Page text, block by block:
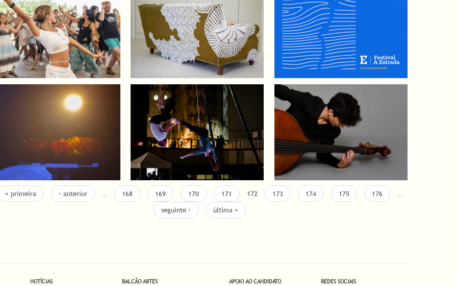
« primeira ‹ anterior … 168 169 170 171 172 173 174 175 176
…
seguinte ›
última »
NOTÍCIAS
BALCÃO ARTES
APOIO AO CANDIDATO REDES SOCIAIS